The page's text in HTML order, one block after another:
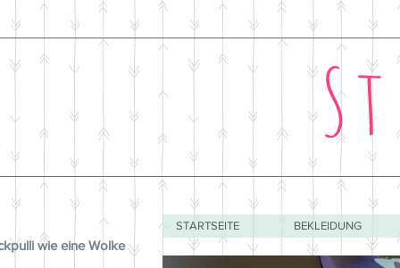
STARTSEITE BEKLEIDUNG
wie eine Wolke